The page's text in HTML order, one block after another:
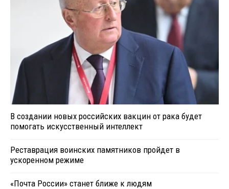
В создании новых российских вакцин от рака будет
помогать искусственный интеллект
Реставрация воинских памятников пройдет в
ускоренном режиме
«Почта России» станет ближе к людям